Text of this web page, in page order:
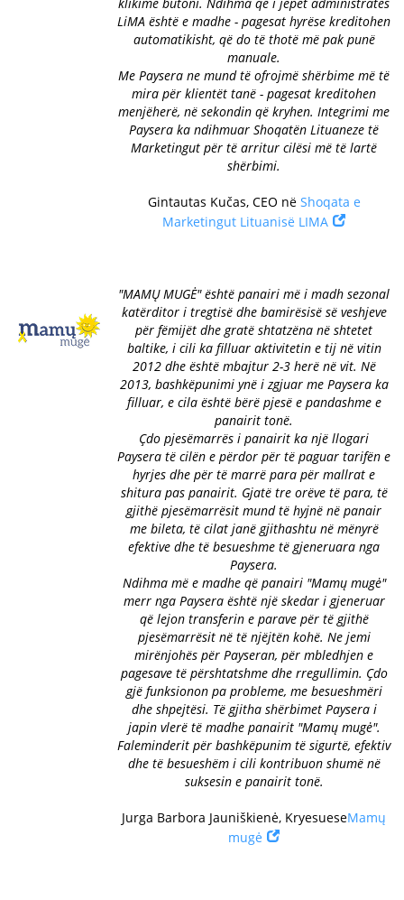
LiMA është e madhe - pagesat hyrëse kreditohen
automatikisht, që do të thotë më pak punë
manuale.
Me Paysera ne mund të ofrojmë shërbime më të
mira për klientët tanë - pagesat kreditohen
menjëherë, në sekondin që kryhen. Integrimi me
Paysera ka ndihmuar Shoqatën Lituaneze të
Marketingut për të arritur cilësi më të lartë
shërbimi.
Gintautas Kučas, CEO në Shoqata e
Marketingut Lituanisë LIMA
"MAMŲ MUGĖ" është panairi më i madh sezonal
katërditor i tregtisë dhe bamirësisë së veshjeve
për fëmijët dhe gratë shtatzëna në shtetet
baltike, i cili ka filluar aktivitetin e tij në vitin
2012 dhe është mbajtur 2-3 herë në vit. Në
2013, bashkëpunimi ynë i zgjuar me Paysera ka
filluar, e cila është bërë pjesë e pandashme e
panairit tonë.
Çdo pjesëmarrës i panairit ka një llogari
Paysera të cilën e përdor për të paguar tarifën e
hyrjes dhe për të marrë para për mallrat e
shitura pas panairit. Gjatë tre orëve të para, të
gjithë pjesëmarrësit mund të hyjnë në panair
me bileta, të cilat janë gjithashtu në mënyrë
efektive dhe të besueshme të gjeneruara nga
Paysera.
Ndihma më e madhe që panairi "Mamų mugė"
merr nga Paysera është një skedar i gjeneruar
që lejon transferin e parave për të gjithë
pjesëmarrësit në të njëjtën kohë. Ne jemi
mirënjohës për Payseran, për mbledhjen e
pagesave të përshtatshme dhe rregullimin. Çdo
gjë funksionon pa probleme, me besueshmëri
dhe shpejtësi. Të gjitha shërbimet Paysera i
japin vlerë të madhe panairit "Mamų mugė".
Faleminderit për bashkëpunim të sigurtë, efektiv
dhe të besueshëm i cili kontribuon shumë në
suksesin e panairit tonë.
Jurga Barbora Jauniškienė, KryesueseMamų
mugė